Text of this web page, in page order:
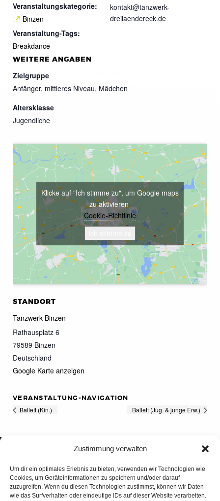
Zustimmung verwalten
Um dir ein optimales Erlebnis zu bieten, verwenden wir Technologien wie
Cookies, um Geräteinformationen zu speichern und/oder darauf
zuzugreifen. Wenn du diesen Technologien zustimmst, können wir Daten
wie das Surfverhalten oder eindeutige IDs auf dieser Website verarbeiten.
Veranstaltungskategorie:
Binzen
Veranstaltung-Tags:
Breakdance
kontakt@tanzwerk-
dreilaendereck.de
WEITERE ANGABEN
Zielgruppe
Anfänger, mittleres Niveau, Mädchen
Altersklasse
Jugendliche
STANDORT
Tanzwerk Binzen
Rathausplatz 6
79589 Binzen
Deutschland
Google Karte anzeigen
Klicke auf "Ich stimme zu", um Google maps
zu aktivieren
Cookie-Richtlinie
VERANSTALTUNG-NAVIGATION
Ballett (Kin.) Ballett (Jug. & junge Erw.)